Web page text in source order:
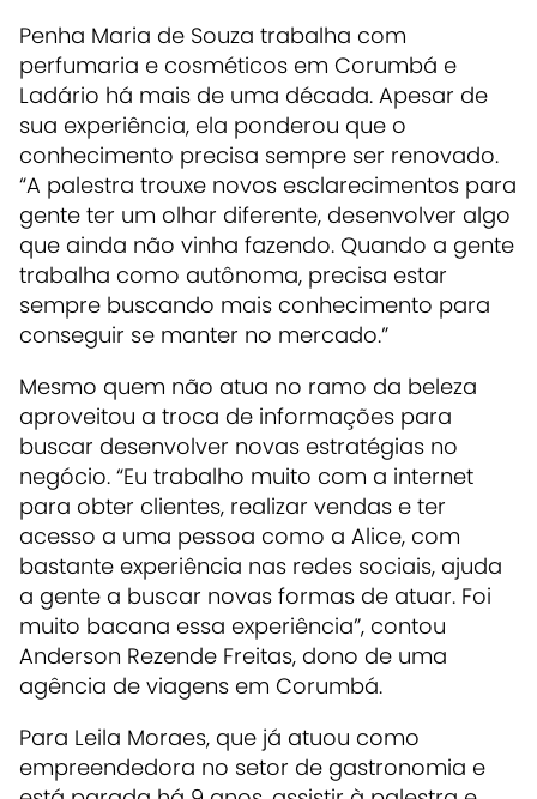
Penha Maria de Souza trabalha com
perfumaria e cosméticos em Corumbá e
Ladário há mais de uma década. Apesar de
sua experiência, ela ponderou que o
conhecimento precisa sempre ser renovado.
“A palestra trouxe novos esclarecimentos para
gente ter um olhar diferente, desenvolver algo
que ainda não vinha fazendo. Quando a gente
trabalha como autônoma, precisa estar
sempre buscando mais conhecimento para
conseguir se manter no mercado.”
Mesmo quem não atua no ramo da beleza
aproveitou a troca de informações para
buscar desenvolver novas estratégias no
negócio. “Eu trabalho muito com a internet
para obter clientes, realizar vendas e ter
acesso a uma pessoa como a Alice, com
bastante experiência nas redes sociais, ajuda
a gente a buscar novas formas de atuar. Foi
muito bacana essa experiência”, contou
Anderson Rezende Freitas, dono de uma
agência de viagens em Corumbá.
Para Leila Moraes, que já atuou como
empreendedora no setor de gastronomia e